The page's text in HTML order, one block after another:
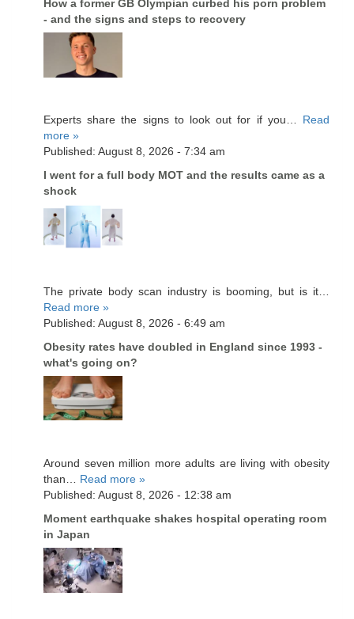
How a former GB Olympian curbed his porn problem
- and the signs and steps to recovery
Experts share the signs to look out for if you… Read
more »
Published: August 8, 2026 - 7:34 am
I went for a full body MOT and the results came as a
shock
The private body scan industry is booming, but is it…
Read more »
Published: August 8, 2026 - 6:49 am
Obesity rates have doubled in England since 1993 -
what's going on?
Around seven million more adults are living with obesity
than… Read more »
Published: August 8, 2026 - 12:38 am
Moment earthquake shakes hospital operating room
in Japan